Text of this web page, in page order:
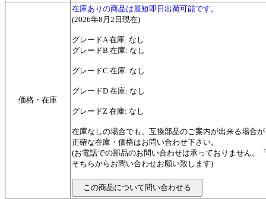
価格・在庫
在庫ありの商品は最短即日出荷可能です。
(2026年8月2日現在)
グレードA 在庫: なし
グレードB 在庫: なし
グレードC 在庫: なし
グレードD 在庫: なし
グレードZ 在庫: なし
在庫なしの場合でも、互換部品のご案内が出来る場合
正確な在庫・価格はお問い合わせ下さい。
(お電話での部品のお問い合わせは承っておりません。
そちらからお問い合わせお願い致します)